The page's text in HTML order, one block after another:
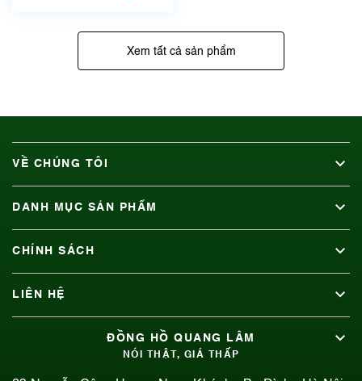
Xem tất cả sản phẩm
VỀ CHÚNG TÔI
DANH MỤC SẢN PHẨM
CHÍNH SÁCH
LIÊN HỆ
ĐỒNG HỒ QUANG LÂM
NÓI THẬT, GIÁ THẤP